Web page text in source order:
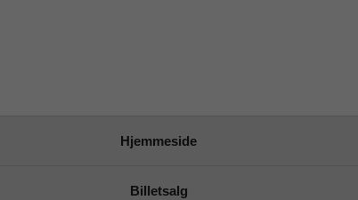
Hjemmeside
Billetsalg